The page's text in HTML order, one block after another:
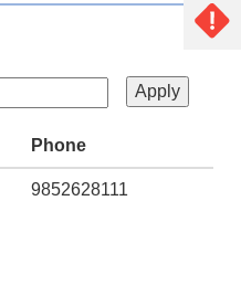
Phone
9852628111